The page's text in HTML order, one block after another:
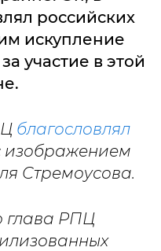
российских
искупление
участие в этой
благословлял
изображением
Стремоусова.
глава РПЦ